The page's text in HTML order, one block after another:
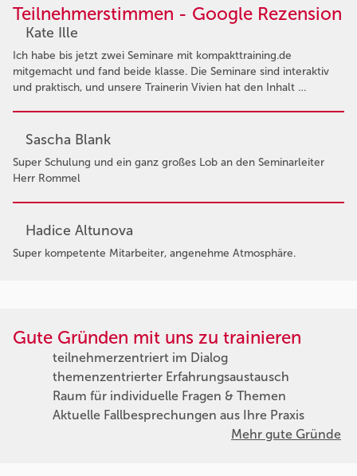
Teilnehmerstimmen - Google Rezension
Kate Ille
Ich habe bis jetzt zwei Seminare mit kompakttraining.de
mitgemacht und fand beide klasse. Die Seminare sind interaktiv
und praktisch, und unsere Trainerin Vivien hat den Inhalt …
Sascha Blank
Super Schulung und ein ganz großes Lob an den Seminarleiter
Herr Rommel
Hadice Altunova
Super kompetente Mitarbeiter, angenehme Atmosphäre.
Gute Gründen mit uns zu trainieren
teilnehmerzentriert im Dialog
themenzentrierter Erfahrungsaustausch
Raum für individuelle Fragen & Themen
Aktuelle Fallbesprechungen aus Ihre Praxis
Mehr gute Gründe